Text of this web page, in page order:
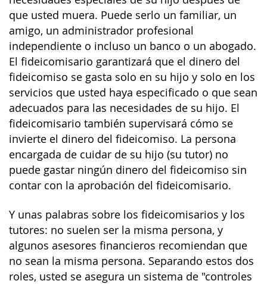
que usted muera. Puede serlo un familiar, un
amigo, un administrador profesional
independiente o incluso un banco o un abogado.
El fideicomisario garantizará que el dinero del
fideicomiso se gasta solo en su hijo y solo en los
servicios que usted haya especificado o que sean
adecuados para las necesidades de su hijo. El
fideicomisario también supervisará cómo se
invierte el dinero del fideicomiso. La persona
encargada de cuidar de su hijo (su tutor) no
puede gastar ningún dinero del fideicomiso sin
contar con la aprobación del fideicomisario.
Y unas palabras sobre los fideicomisarios y los
tutores: no suelen ser la misma persona, y
algunos asesores financieros recomiendan que
no sean la misma persona. Separando estos dos
roles, usted se asegura un sistema de "controles